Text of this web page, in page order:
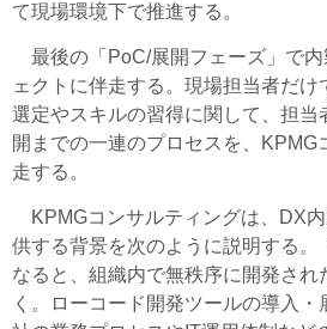
て現場環境下で推進する。
最後の「PoC/展開フェーズ」で内
ェクトに伴走する。現場担当者だ
選定やスキルの習得に関して、担当
開までの一連のプロセスを、KPMG
走する。
KPMGコンサルティングは、DX
供する背景を次のように説明する。
なると、組織内で無秩序に開発され
く。ローコード開発ツールの導入・